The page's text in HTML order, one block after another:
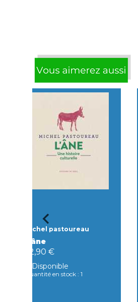
Michel pastoureau
L'âne
22,90 €
Disponible
Quantité en stock : 1